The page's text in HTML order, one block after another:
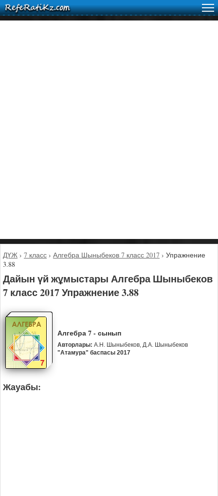
ДҮЖ › 7 класс › Алгебра Шыныбеков 7 класс 2017 › Упражнение
3.88
Дайын үй жұмыстары Алгебра Шыныбеков
7 класс 2017 Упражнение 3.88
Алгебра 7 - сынып
Авторлары: А.Н. Шыныбеков, Д.А. Шыныбеков
"Атамура" баспасы 2017
Жауабы: